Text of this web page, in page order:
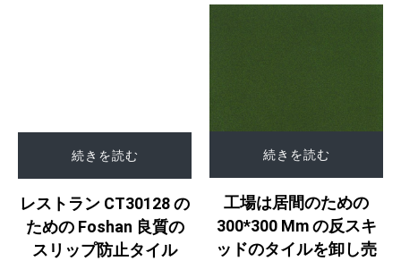
続きを読む
レストラン CT30128 の
ための Foshan 良質の
スリップ防止タイル
続きを読む
工場は居間のための
300*300 Mm の反スキ
ッドのタイルを卸し売